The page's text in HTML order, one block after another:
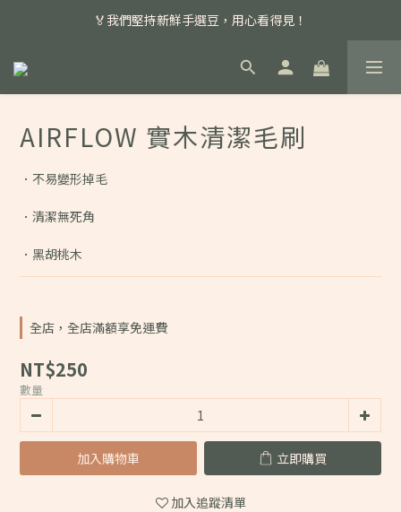
📣 本月主打特殊處理咖啡豆，任選超優惠！
🏅我們堅持新鮮手選豆，用心看得見！
📣 📣 新加入會員即享百元購物金，消費滿額再享免運費！
AIRFLOW 實木清潔毛刷
．不易變形掉毛
．清潔無死角
．黑胡桃木
全店，全店滿額享免運費
NT$250
數量
加入購物車 立即購買
加入追蹤清單